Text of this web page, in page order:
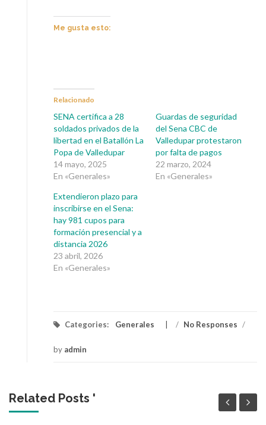
Me gusta esto:
Relacionado
SENA certifica a 28
soldados privados de la
libertad en el Batallón La
Popa de Valledupar
14 mayo, 2025
En «Generales»
Guardas de seguridad
del Sena CBC de
Valledupar protestaron
por falta de pagos
22 marzo, 2024
En «Generales»
Extendieron plazo para
inscribirse en el Sena:
hay 981 cupos para
formación presencial y a
distancia 2026
23 abril, 2026
En «Generales»
Categories: Generales / No Responses /
by admin
Related Posts '